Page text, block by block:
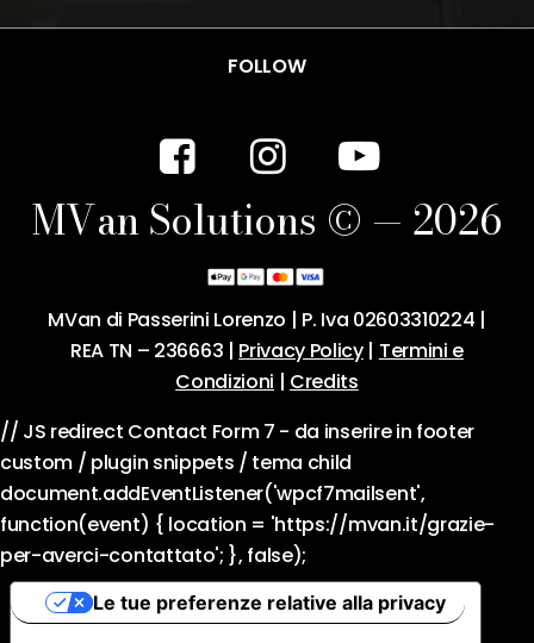
FOLLOW
MVanSolutions © — 2026
MVan di Passerini Lorenzo | P. Iva 02603310224 |
REA TN – 236663 | Privacy Policy| Termini e
Condizioni | Credits
// JS redirect Contact Form 7 - da inserire in footer
custom / plugin snippets / tema child
document.addEventListener('wpcf7mailsent',
function(event) { location = 'https://mvan.it/grazie-
per-averci-contattato'; }, false);
Le tue preferenze relative alla privacy